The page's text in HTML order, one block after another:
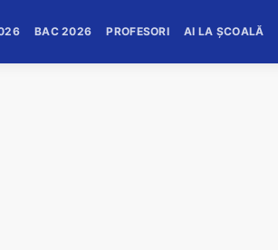
BAC 2026 PROFESORI AI LA ȘCOALĂ